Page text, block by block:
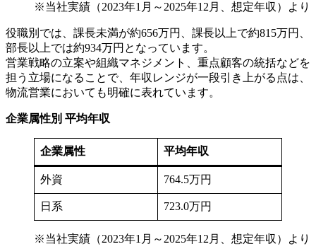
※当社実績（2023年1月～2025年12月、想定年収）より
役職別では、課長未満が約656万円、課長以上で約815万円、
部長以上では約934万円となっています。
営業戦略の立案や組織マネジメント、重点顧客の統括などを
担う立場になることで、年収レンジが一段引き上がる点は、
物流営業においても明確に表れています。
企業属性別 平均年収
企業属性 平均年収
外資 764.5万円
日系 723.0万円
※当社実績（2023年1月～2025年12月、想定年収）より